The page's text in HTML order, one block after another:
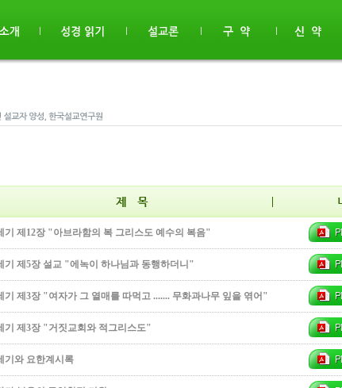
기 제12장 "아브라함의 복 그리스도 예수의 복음"
기 제5장 설교 "에녹이 하나님과 동행하더니"
기 제3장 "여자가 그 열매를 따먹고 ....... 무화과나무 잎을 엮어"
기 제3장 "거짓교회와 적그리스도"
기와 요한계시록